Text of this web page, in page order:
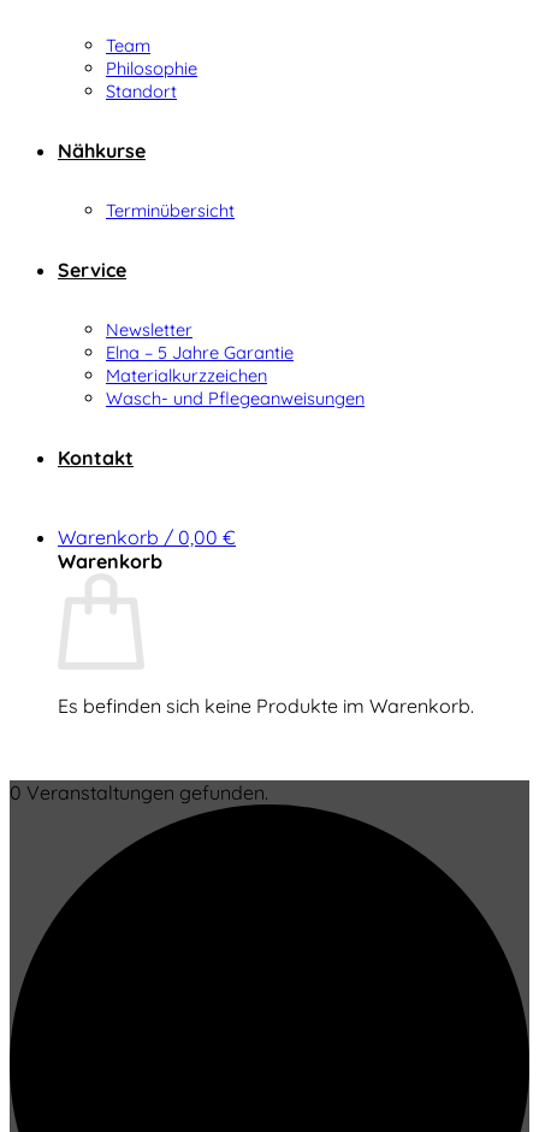
Team
Philosophie
Standort
Nähkurse
Terminübersicht
Service
Newsletter
Elna – 5 Jahre Garantie
Materialkurzzeichen
Wasch- und Pflegeanweisungen
Kontakt
Warenkorb / 0,00 €
Warenkorb
Es befinden sich keine Produkte im Warenkorb.
0 Veranstaltungen gefunden.